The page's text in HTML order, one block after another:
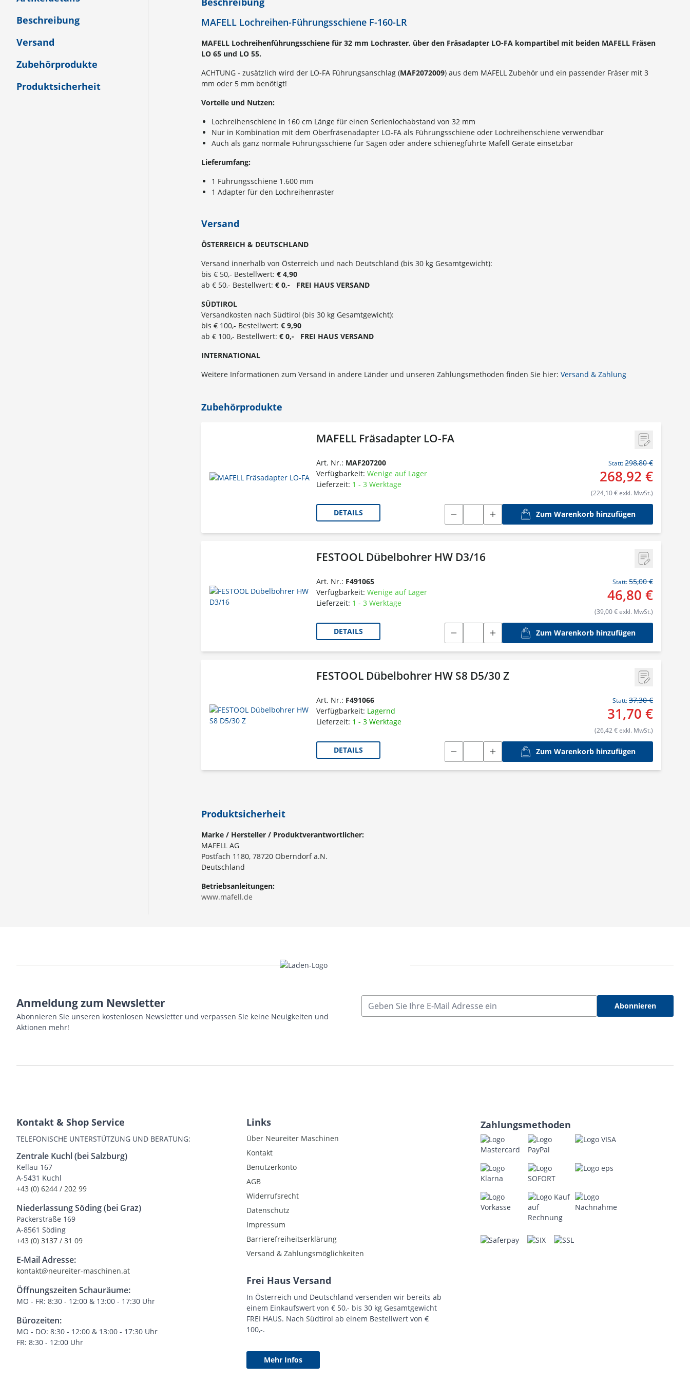
Beschreibung
Versand
Zubehörprodukte
Produktsicherheit
MAFELL Lochreihen-Führungsschiene F-160-LR
MAFELL Lochreihenführungsschiene für 32 mm Lochraster, über den Fräsadapter LO-FA kompartibel mit beiden MAFELL Fräsen
LO 65 und LO 55.
ACHTUNG - zusätzlich wird der LO-FA Führungsanschlag (MAF2072009) aus dem MAFELL Zubehör und ein passender Fräser mit 3
mm oder 5 mm benötigt!
Vorteile und Nutzen:
Lochreihenschiene in 160 cm Länge für einen Serienlochabstand von 32 mm
Nur in Kombination mit dem Oberfräsenadapter LO-FA als Führungsschiene oder Lochreihenschiene verwendbar
Auch als ganz normale Führungsschiene für Sägen oder andere schienegführte Mafell Geräte einsetzbar
Lieferumfang:
1 Führungsschiene 1.600 mm
1 Adapter für den Lochreihenraster
Versand
ÖSTERREICH & DEUTSCHLAND
Versand innerhalb von Österreich und nach Deutschland (bis 30 kg Gesamtgewicht):
bis € 50,- Bestellwert: € 4,90
ab € 50,- Bestellwert: € 0,- FREI HAUS VERSAND
SÜDTIROL
Versandkosten nach Südtirol (bis 30 kg Gesamtgewicht):
bis € 100,- Bestellwert: € 9,90
ab € 100,- Bestellwert: € 0,- FREI HAUS VERSAND
INTERNATIONAL
Weitere Informationen zum Versand in andere Länder und unseren Zahlungsmethoden finden Sie hier: Versand & Zahlung
Zubehörprodukte
MAFELL Fräsadapter LO-FA
Art. Nr.: MAF207200
Verfügbarkeit: Wenige auf Lager
Lieferzeit: 1 - 3 Werktage
Statt:298,80 €
268,92 €
(224,10 € exkl. MwSt.)
DETAILS Zum Warenkorb hinzufügen
FESTOOL Dübelbohrer HW D3/16
Art. Nr.: F491065
Verfügbarkeit: Wenige auf Lager
Lieferzeit: 1 - 3 Werktage
Statt:55,00 €
46,80 €
(39,00 € exkl. MwSt.)
DETAILS Zum Warenkorb hinzufügen
FESTOOL Dübelbohrer HW S8 D5/30 Z
Art. Nr.: F491066
Verfügbarkeit: Lagernd
Lieferzeit: 1 - 3 Werktage
Statt:37,30 €
31,70 €
(26,42 € exkl. MwSt.)
DETAILS Zum Warenkorb hinzufügen
Produktsicherheit
Marke / Hersteller / Produktverantwortlicher:
MAFELL AG
Postfach 1180, 78720 Oberndorf a.N.
Deutschland
Betriebsanleitungen:
www.mafell.de
Anmeldung zum Newsletter
Abonnieren Sie unseren kostenlosen Newsletter und verpassen Sie keine Neuigkeiten und
Aktionen mehr!
E-Mail Adresse
Abonnieren
Kontakt & Shop Service
TELEFONISCHE UNTERSTÜTZUNG UND BERATUNG:
Zentrale Kuchl (bei Salzburg)
Kellau 167
A-5431 Kuchl
+43 (0) 6244 / 202 99
Niederlassung Söding (bei Graz)
Packerstraße 169
A-8561 Söding
+43 (0) 3137 / 31 09
E-Mail Adresse:
kontakt@neureiter-maschinen.at
Öffnungszeiten Schauräume:
MO - FR: 8:30 - 12:00 & 13:00 - 17:30 Uhr
Bürozeiten:
MO - DO: 8:30 - 12:00 & 13:00 - 17:30 Uhr
FR: 8:30 - 12:00 Uhr
Links
Über Neureiter Maschinen
Kontakt
Benutzerkonto
AGB
Widerrufsrecht
Datenschutz
Impressum
Barrierefreiheitserklärung
Versand & Zahlungsmöglichkeiten
Frei Haus Versand
In Österreich und Deutschland versenden wir bereits ab
einem Einkaufswert von € 50,- bis 30 kg Gesamtgewicht
FREI HAUS. Nach Südtirol ab einem Bestellwert von €
100,-.
Mehr Infos
Zahlungsmethoden